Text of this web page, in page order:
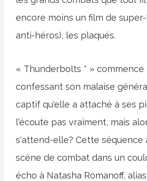
encore moins un film de
anti-héros), les plaqués.
« Thunderbolts * » commence
confessant son malaise
captif qu'elle a attaché à ses
l'écoute pas vraiment, mais
s'attend-elle? Cette séquence
scène de combat dans un
écho à Natasha Romanoff,